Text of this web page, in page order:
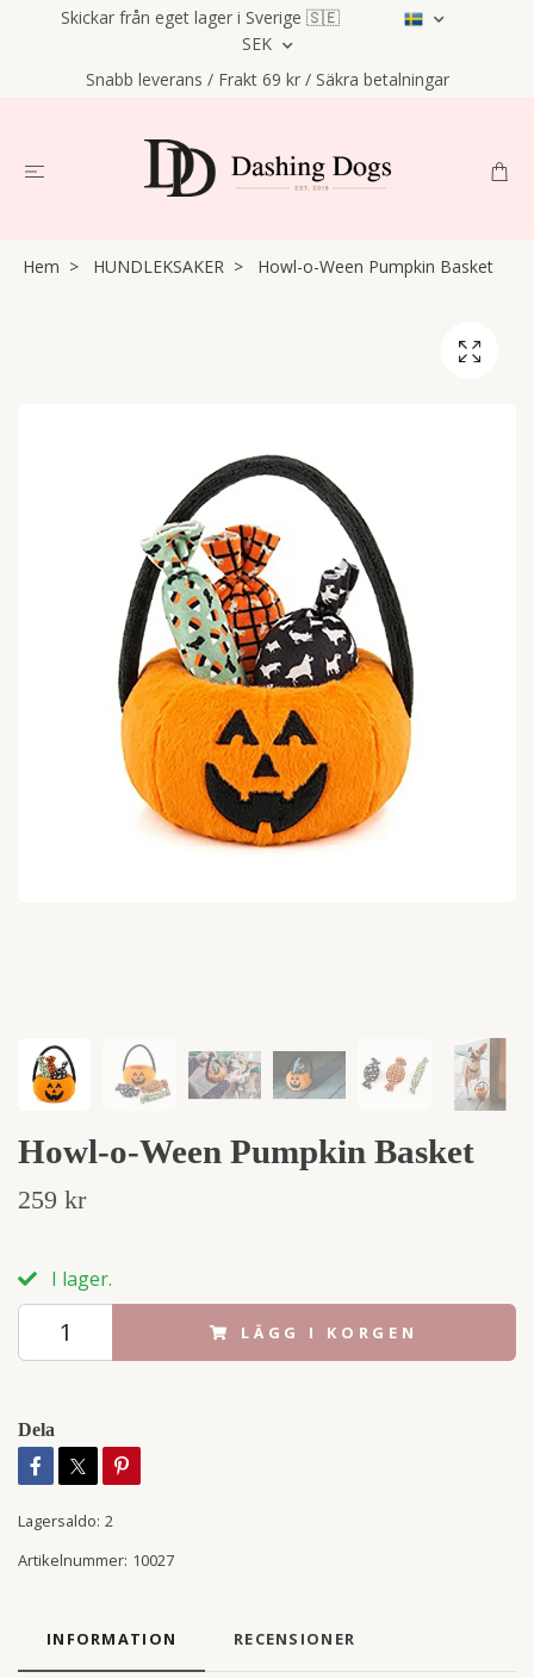
Skickar från eget lager i Sverige 🇸🇪
SEK
Snabb leverans / Frakt 69 kr / Säkra betalningar
Hem HUNDLEKSAKER Howl-o-Ween Pumpkin Basket
Howl-o-Ween Pumpkin Basket
259 kr
I lager.
LÄGG I KORGEN
Dela
Lagersaldo: 2
Artikelnummer: 10027
INFORMATION RECENSIONER